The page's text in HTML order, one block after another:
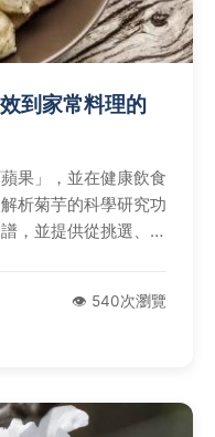
到家常料理的
果」，並在健康飲食
析菊芋的科學研究功
，並提供從挑選、保
👁️ 540次瀏覽